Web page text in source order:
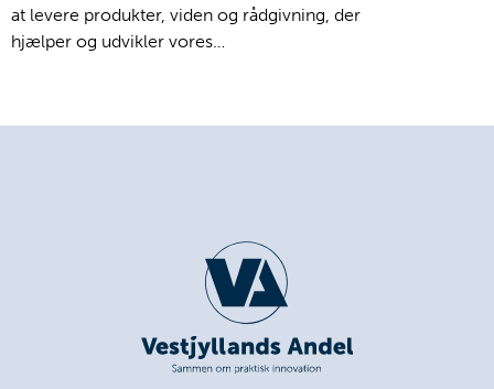
at levere produkter, viden og rådgivning, der
hjælper og udvikler vores…